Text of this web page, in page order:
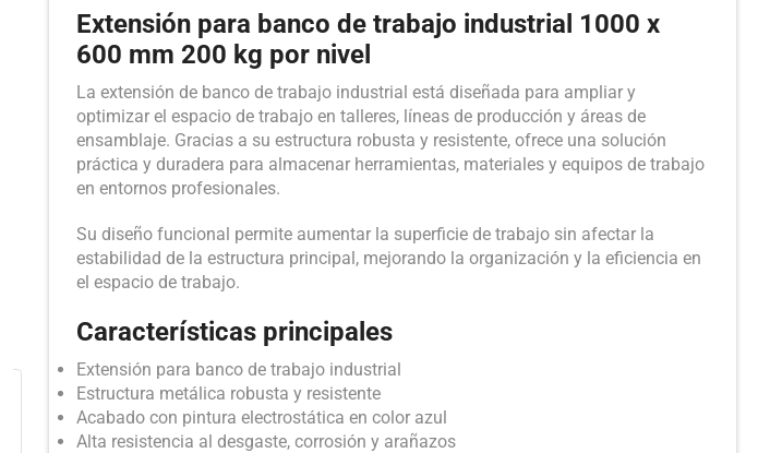
Extensión para banco de trabajo industrial 1000 x
600 mm 200 kg por nivel
La extensión de banco de trabajo industrial está diseñada para ampliar y
optimizar el espacio de trabajo en talleres, líneas de producción y áreas de
ensamblaje. Gracias a su estructura robusta y resistente, ofrece una solución
práctica y duradera para almacenar herramientas, materiales y equipos de trabajo
en entornos profesionales.
Su diseño funcional permite aumentar la superficie de trabajo sin afectar la
estabilidad de la estructura principal, mejorando la organización y la eficiencia en
el espacio de trabajo.
Características principales
Extensión para banco de trabajo industrial
Estructura metálica robusta y resistente
Acabado con pintura electrostática en color azul
Alta resistencia al desgaste, corrosión y arañazos